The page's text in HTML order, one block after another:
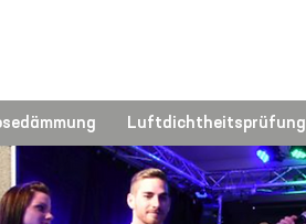
Luftdichtheitsprüfung